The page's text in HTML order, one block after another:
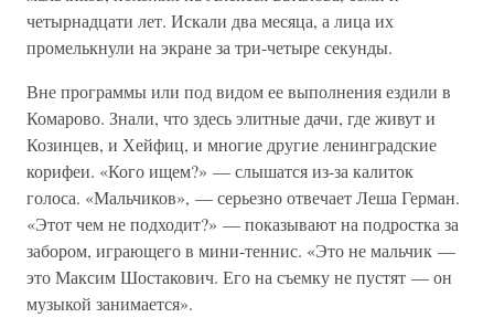
четырнадцати лет. Искали два месяца, а лица их
промелькнули на экране за три-четыре секунды.
Вне программы или под видом ее выполнения ездили в
Комарово. Знали, что здесь элитные дачи, где живут и
Козинцев, и Хейфиц, и многие другие ленинградские
корифеи. «Кого ищем?» — слышатся из-за калиток
голоса. «Мальчиков», — серьезно отвечает Леша Герман.
«Этот чем не подходит?» — показывают на подростка за
забором, играющего в мини-теннис. «Это не мальчик —
это Максим Шостакович. Его на съемку не пустят — он
музыкой занимается».